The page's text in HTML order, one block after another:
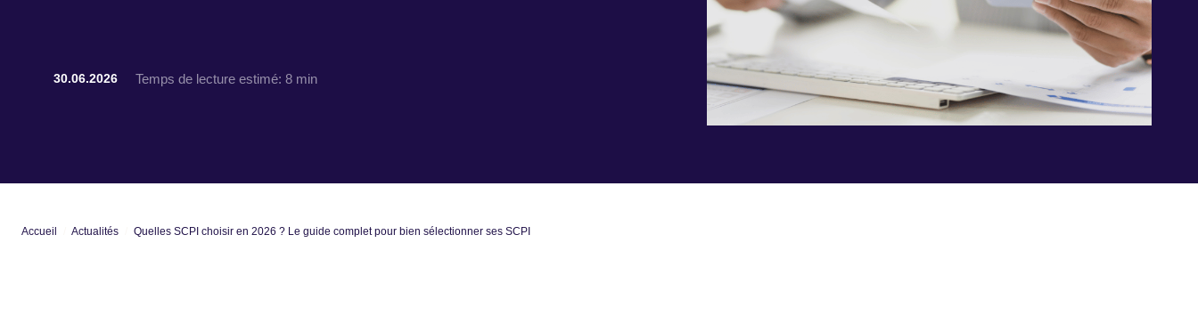
30.06.2026 Temps de lecture estimé: 8 min
Accueil Actualités Quelles SCPI choisir en 2026 ? Le guide complet pour bien sélectionner ses SCPI